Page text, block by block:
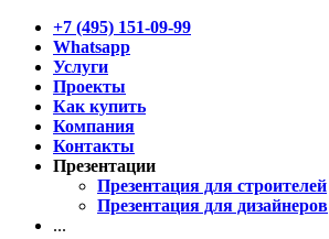
+7 (495) 151-09-99
Whatsapp
Услуги
Проекты
Как купить
Компания
Контакты
Презентации
Презентация для строителей
Презентация для дизайнеров
...